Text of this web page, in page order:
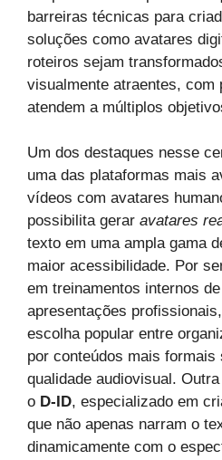
barreiras técnicas para
soluções como avatares
roteiros sejam
visualmente atraentes, com
atendem a múltiplos
Um dos destaques nesse
uma das plataformas mais
vídeos com avatares
possibilita gerar avatares
texto em uma ampla gama
maior acessibilidade. Por
em treinamentos internos
apresentações
escolha popular entre
por conteúdos mais formais
qualidade audiovisual.
o D-ID, especializado em
que não apenas narram o
dinamicamente com o